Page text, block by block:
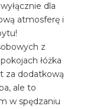
dla
atmosferę i
z
łóżka
za dodatkową
ale to
w spędzaniu